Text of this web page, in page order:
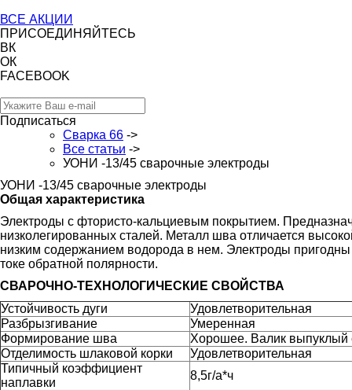
ВСЕ АКЦИИ
ПРИСОЕДИНЯЙТЕСЬ
ВК
ОК
FACEBOOK
Подписаться
Сварка 66 ->
Все статьи ->
УОНИ -13/45 сварочные электроды
УОНИ -13/45 сварочные электроды
Общая характеристика
Электроды с фтористо-кальциевым покрытием.
низколегированных сталей. Металл шва отличается
низким содержанием водорода в нем. Электроды
токе обратной полярности.
СВАРОЧНО-ТЕХНОЛОГИЧЕСКИЕ СВОЙСТВА
Устойчивость дуги
Удовлетворительная
Разбрызгивание
Умеренная
Формирование шва
Хорошее. Валик выпуклый
Отделимость шлаковой корки
Удовлетворительная
Типичный коэффициент
наплавки
8,5г/а*ч